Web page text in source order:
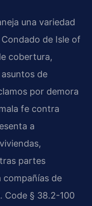
una variedad
de Isle of
cobertura,
de
por demora
fe contra
a
partes
compañías de
Code § 38.2-100